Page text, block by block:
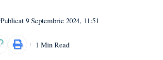
Publicat 9 Septembrie 2024, 11:51
1 Min Read